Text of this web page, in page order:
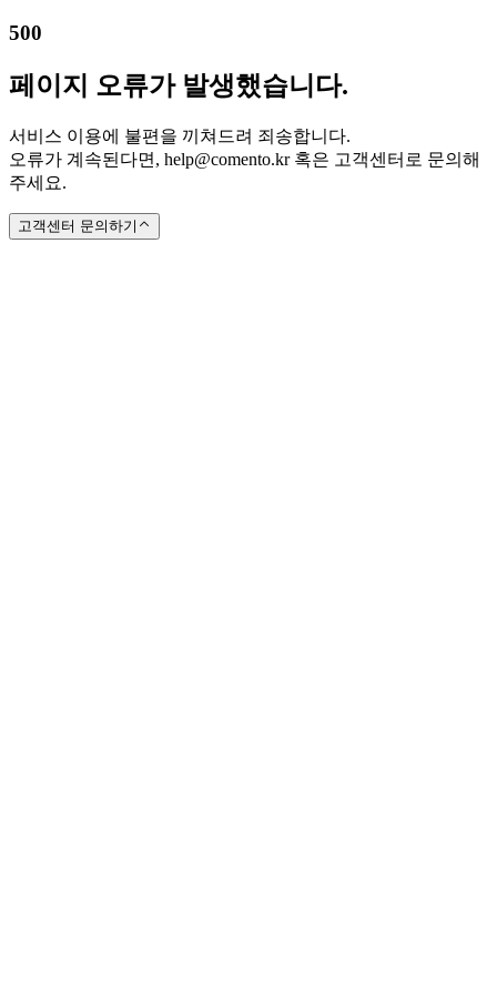
500
페이지 오류가 발생했습니다.
서비스 이용에 불편을 끼쳐드려 죄송합니다.
오류가 계속된다면, help@comento.kr 혹은 고객센터로 문의해
주세요.
고객센터 문의하기